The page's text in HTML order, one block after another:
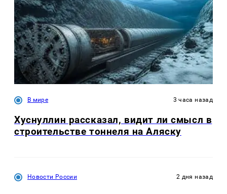
В мире 3 часа назад
Хуснуллин рассказал, видит ли смысл в
строительстве тоннеля на Аляску
Новости России 2 дня назад